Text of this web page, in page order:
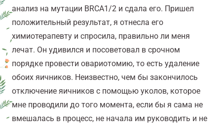
анализ на мутации BRCA1/2 и сдала его. Пришел
положительный результат, я отнесла его
химиотерапевту и спросила, правильно ли меня
лечат. Он удивился и посоветовал в срочном
порядке провести овариотомию, то есть удаление
обоих яичников. Неизвестно, чем бы закончилось
отключение яичников с помощью уколов, которое
мне проводили до того момента, если бы я сама не
вмешалась в процесс, не начала им руководить и не